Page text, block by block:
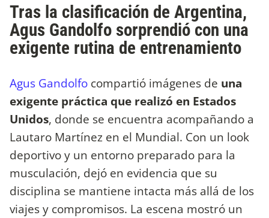
Tras la clasificación de Argentina,
Agus Gandolfo sorprendió con una
exigente rutina de entrenamiento
Agus Gandolfo compartió imágenes de una
exigente práctica que realizó en Estados
Unidos, donde se encuentra acompañando a
Lautaro Martínez en el Mundial. Con un look
deportivo y un entorno preparado para la
musculación, dejó en evidencia que su
disciplina se mantiene intacta más allá de los
viajes y compromisos. La escena mostró un